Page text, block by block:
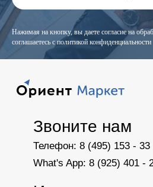
Нажимая на кнопку, вы даете согласие на
соглашаетесь c политикой конфиденциальности